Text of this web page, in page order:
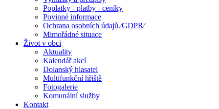
Poplatky - platby - ceníky
Povinné informace
Ochrana osobních údajů ⁄GDPR⁄
Mimořádné situace
Život v obci
Aktuality
Kalendář akcí
Dolanský hlasatel
Multifunkční hřiště
Fotogalerie
Komunální služby
Kontakt